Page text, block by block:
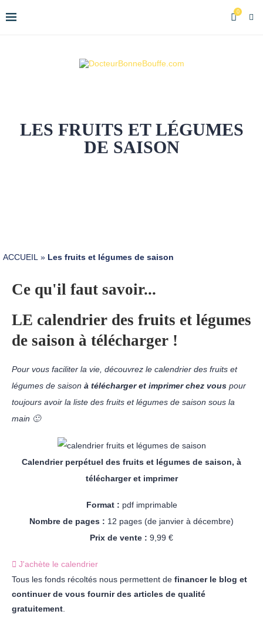
0
LES FRUITS ET LÉGUMES
DE SAISON
ACCUEIL » Les fruits et légumes de saison
Ce qu'il faut savoir...
LE calendrier des fruits et légumes
de saison à télécharger !
Pour vous faciliter la vie, découvrez le calendrier des fruits et
légumes de saison à télécharger et imprimer chez vous pour
toujours avoir la liste des fruits et légumes de saison sous la
main 🙂
Calendrier perpétuel des fruits et légumes de saison, à
télécharger et imprimer
Format : pdf imprimable
Nombre de pages : 12 pages (de janvier à décembre)
Prix de vente : 9,99 €
J'achète le calendrier
Tous les fonds récoltés nous permettent de financer le blog et
continuer de vous fournir des articles de qualité
gratuitement.